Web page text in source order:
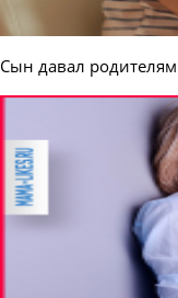
Сын давал